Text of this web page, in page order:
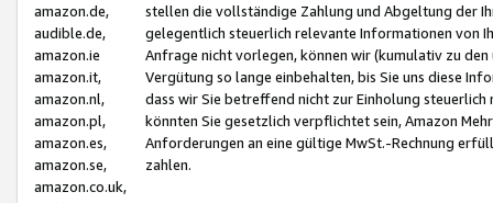
amazon.de,
audible.de,
amazon.ie
amazon.it,
amazon.nl,
amazon.pl,
amazon.es,
amazon.se,
amazon.co.uk,
stellen die vollständige Zahlung und Abgeltung der
gelegentlich steuerlich relevante Informationen von
Anfrage nicht vorlegen, können wir (kumulativ zu
Vergütung so lange einbehalten, bis Sie uns diese
dass wir Sie betreffend nicht zur Einholung
könnten Sie gesetzlich verpflichtet sein, Amazon
Anforderungen an eine gültige MwSt.-Rechnung
zahlen.